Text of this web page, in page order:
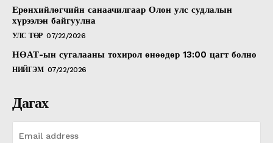
Ерөнхийлөгчийн санаачилгаар Олон улс судлалын
хүрээлэн байгуулна
УЛС ТӨР 07/22/2026
НӨАТ-ын сугалааны тохирол өнөөдөр 13:00 цагт болно
НИЙГЭМ 07/22/2026
Дагах